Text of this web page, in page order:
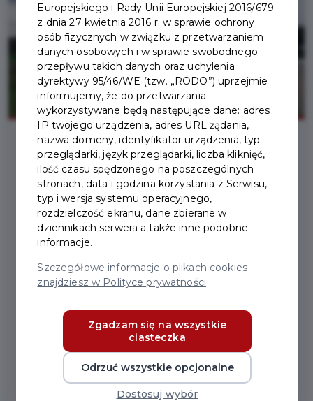
2023-12-27
PRZYPOMINAMY, ŻE
GPSZOK BĘDZIE
NIECZYNNY 30 GRUDNIA
2023 R.
Przypominamy, że30 grudnia 2023 r.Gminny Punkt
Selektywnego Zbierania Odpadów Komunalnych
(GPSZOK) będziezamknięty. GPSZOK znajduje się
przy ul. Kupieckiej 16 w Pruszczu Gdańskim.
Europejskiego i Rady Unii Europejskiej 2016/679
z dnia 27 kwietnia 2016 r. w sprawie ochrony
osób fizycznych w związku z przetwarzaniem
danych osobowych i w sprawie swobodnego
przepływu takich danych oraz uchylenia
dyrektywy 95/46/WE (tzw. „RODO”) uprzejmie
informujemy, że do przetwarzania
wykorzystywane będą następujące dane: adres
IP twojego urządzenia, adres URL żądania,
nazwa domeny, identyfikator urządzenia, typ
przeglądarki, język przeglądarki, liczba kliknięć,
ilość czasu spędzonego na poszczególnych
stronach, data i godzina korzystania z Serwisu,
typ i wersja systemu operacyjnego,
rozdzielczość ekranu, dane zbierane w
dziennikach serwera a także inne podobne
informacje.
Szczegółowe informacje o plikach cookies
znajdziesz w Polityce prywatności
Zgadzam się na wszystkie
ciasteczka
Odrzuć wszystkie opcjonalne
Dostosuj wybór